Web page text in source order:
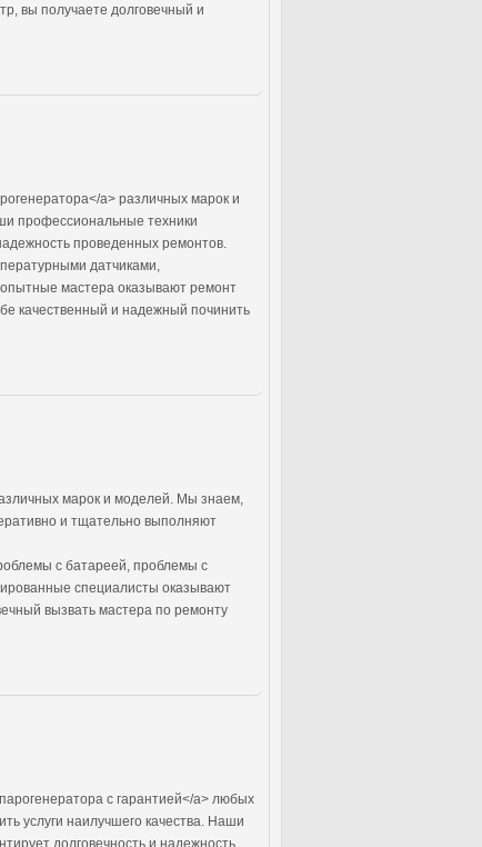
вы получаете долговечный и
a> различных марок и
профессиональные техники
проведенных ремонтов.
датчиками,
мастера оказывают ремонт
качественный и надежный починить
марок и моделей. Мы знаем,
и тщательно выполняют
с батареей, проблемы с
специалисты оказывают
вызвать мастера по ремонту
с гарантией</a> любых
услуги наилучшего качества. Наши
долговечность и надежность